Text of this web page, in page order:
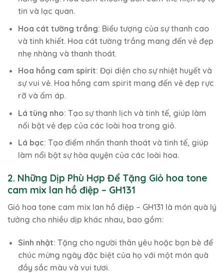
tin và lạc quan.
Hoa cát tường trắng: Biểu tượng của sự thanh cao
và tinh khiết. Hoa cát tường trắng mang đến vẻ đẹp
nhẹ nhàng và thanh thoát.
Hoa hồng cam spirit: Đại diện cho sự nhiệt huyết và
sự vui vẻ. Hoa hồng cam spirit mang đến vẻ đẹp rực
rỡ và ấm áp.
Lá tùng nho: Tạo sự thanh lịch và tinh tế, giúp làm
nổi bật vẻ đẹp của các loài hoa trong giỏ.
Lá bạc: Tạo điểm nhấn thanh thoát và tinh tế, giúp
làm nổi bật sự hòa quyện của các loài hoa.
2. Những Dịp Phù Hợp Để Tặng Giỏ hoa tone
cam mix lan hồ điệp – GH131
Giỏ hoa tone cam mix lan hồ điệp – GH131 là món quà lý
tưởng cho nhiều dịp khác nhau, bao gồm:
Sinh nhật: Tặng cho người thân yêu hoặc bạn bè để
chúc mừng ngày đặc biệt của họ với một món quà
đầy sắc màu và vui tươi.